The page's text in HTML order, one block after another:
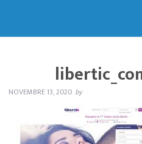
NOVEMBRE 13, 2020 by